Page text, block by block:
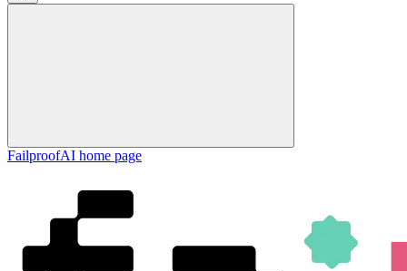
FailproofAI home page